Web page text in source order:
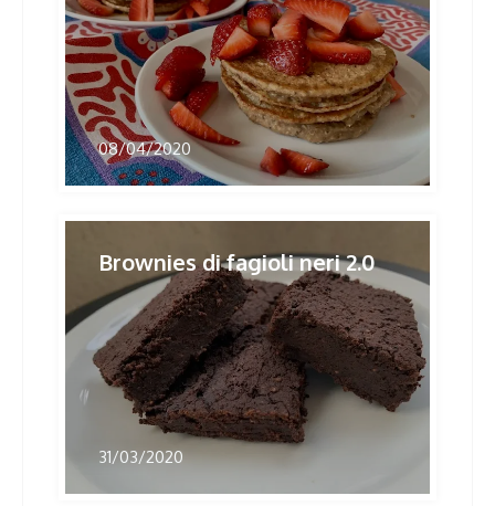
08/04/2020
Brownies di fagioli neri 2.0
31/03/2020